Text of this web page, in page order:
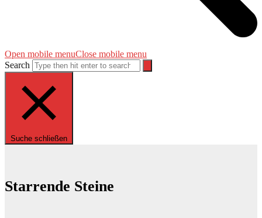
Open mobile menuClose mobile menu
Search
Suche schließen
Starrende Steine